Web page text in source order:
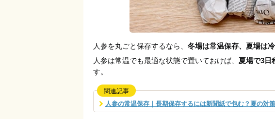
人参を丸ごと保存するなら、 冬場は常温保存、夏場は
人参は常温でも最適な状態で置いておけば、 夏場で3日
す。
関連記事
人参の常温保存｜長期保存するには新聞紙で包む？夏の対